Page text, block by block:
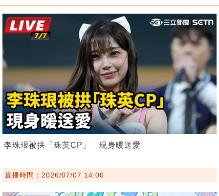
李珠珢被拱「珠英CP」 現身暖送愛
直播時間：2026/07/07 14:00